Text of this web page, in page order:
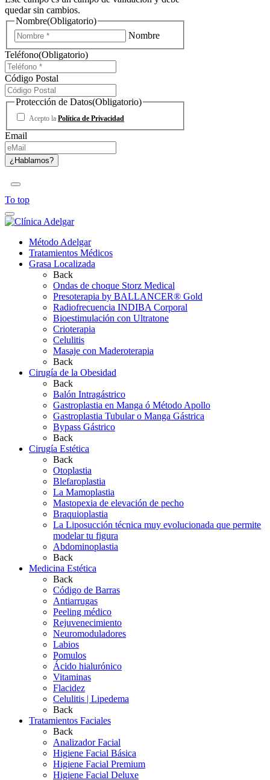
quedar sin cambios.
Nombre(Obligatorio)
Nombre
Teléfono(Obligatorio)
Código Postal
Protección de Datos(Obligatorio)
Acepto la Política de Privacidad
Email
To top
Método Adelgar
Tratamientos Médicos
Grasa Localizada
Back
Ondas de choque Storz Medical
Presoterapia by BALLANCER® Gold
Radiofrecuencia INDIBA Corporal
Bioestimulación con Ultratone
Crioterapia
Celulitis
Masaje con Maderoterapia
Back
Cirugía de la Obesidad
Back
Balón Intragástrico
Gastroplastia en Manga ó Método Apollo
Gastroplastia Tubular o Manga Gástrica
Bypass Gástrico
Back
Cirugía Estética
Back
Otoplastia
Blefaroplastia
La Mamoplastia
Mastopexia de elevación de pecho
Braquioplastia
La Liposucción técnica muy evolucionada que permite
modelar tu figura
Abdominoplastia
Back
Medicina Estética
Back
Código de Barras
Antiarrugas
Peeling médico
Rejuvenecimiento
Neuromoduladores
Labios
Pomulos
Ácido hialurónico
Vitaminas
Flacidez
Celulitis | Lipedema
Back
Tratamientos Faciales
Back
Analizador Facial
Higiene Facial Básica
Higiene Facial Premium
Higiene Facial Deluxe